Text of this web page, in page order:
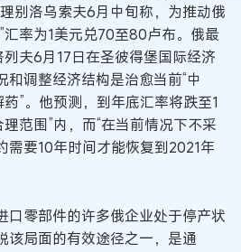
别洛乌索夫6月中旬称，为推动俄
汇率为1美元兑70至80卢布。俄最
列夫6月17日在圣彼得堡国际经济
和调整经济结构是治愈当前“中
”。他预测，到年底汇率将跌至1
范围”内，而“在当前情况下不采
需要10年时间才能恢复到2021年
口零部件的许多俄企业处于停产状
该局面的有效途径之一，是通